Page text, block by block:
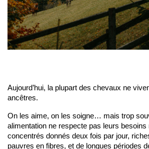
Aujourd’hui, la plupart des chevaux ne
ancêtres.
On les aime, on les soigne… mais trop
alimentation ne respecte pas leurs besoins
concentrés donnés deux fois par jour,
pauvres en fibres, et de longues périodes